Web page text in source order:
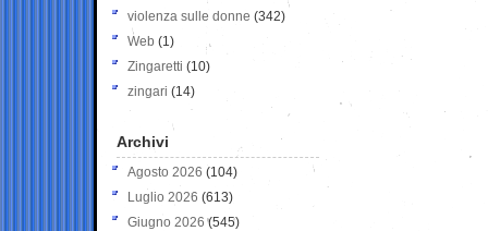
violenza sulle donne (342)
Web (1)
Zingaretti (10)
zingari (14)
Archivi
Agosto 2026 (104)
Luglio 2026 (613)
Giugno 2026 (545)